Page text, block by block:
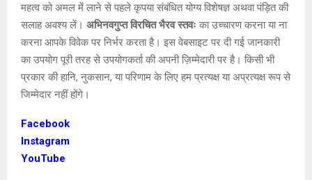
महत्व को अमल में लाने से पहले कृपया संबंधित योग्य विशेषज्ञ अथवा पंड़ित की
सलाह अवश्य लें। अभिनवगुप्त विरचित भैरव स्तवः का उच्चारण करना या ना
करना आपके विवेक पर निर्भर करता है। इस वेबसाइट पर दी गई जानकारी
का उपयोग पूरी तरह से उपयोगकर्ता की अपनी ज़िम्मेदारी पर है। किसी भी
प्रकार की हानि, नुकसान, या परिणाम के लिए हम प्रत्यक्ष या अप्रत्यक्ष रूप से
जिम्मेदार नहीं होंगे।
Facebook
Instagram
YouTube